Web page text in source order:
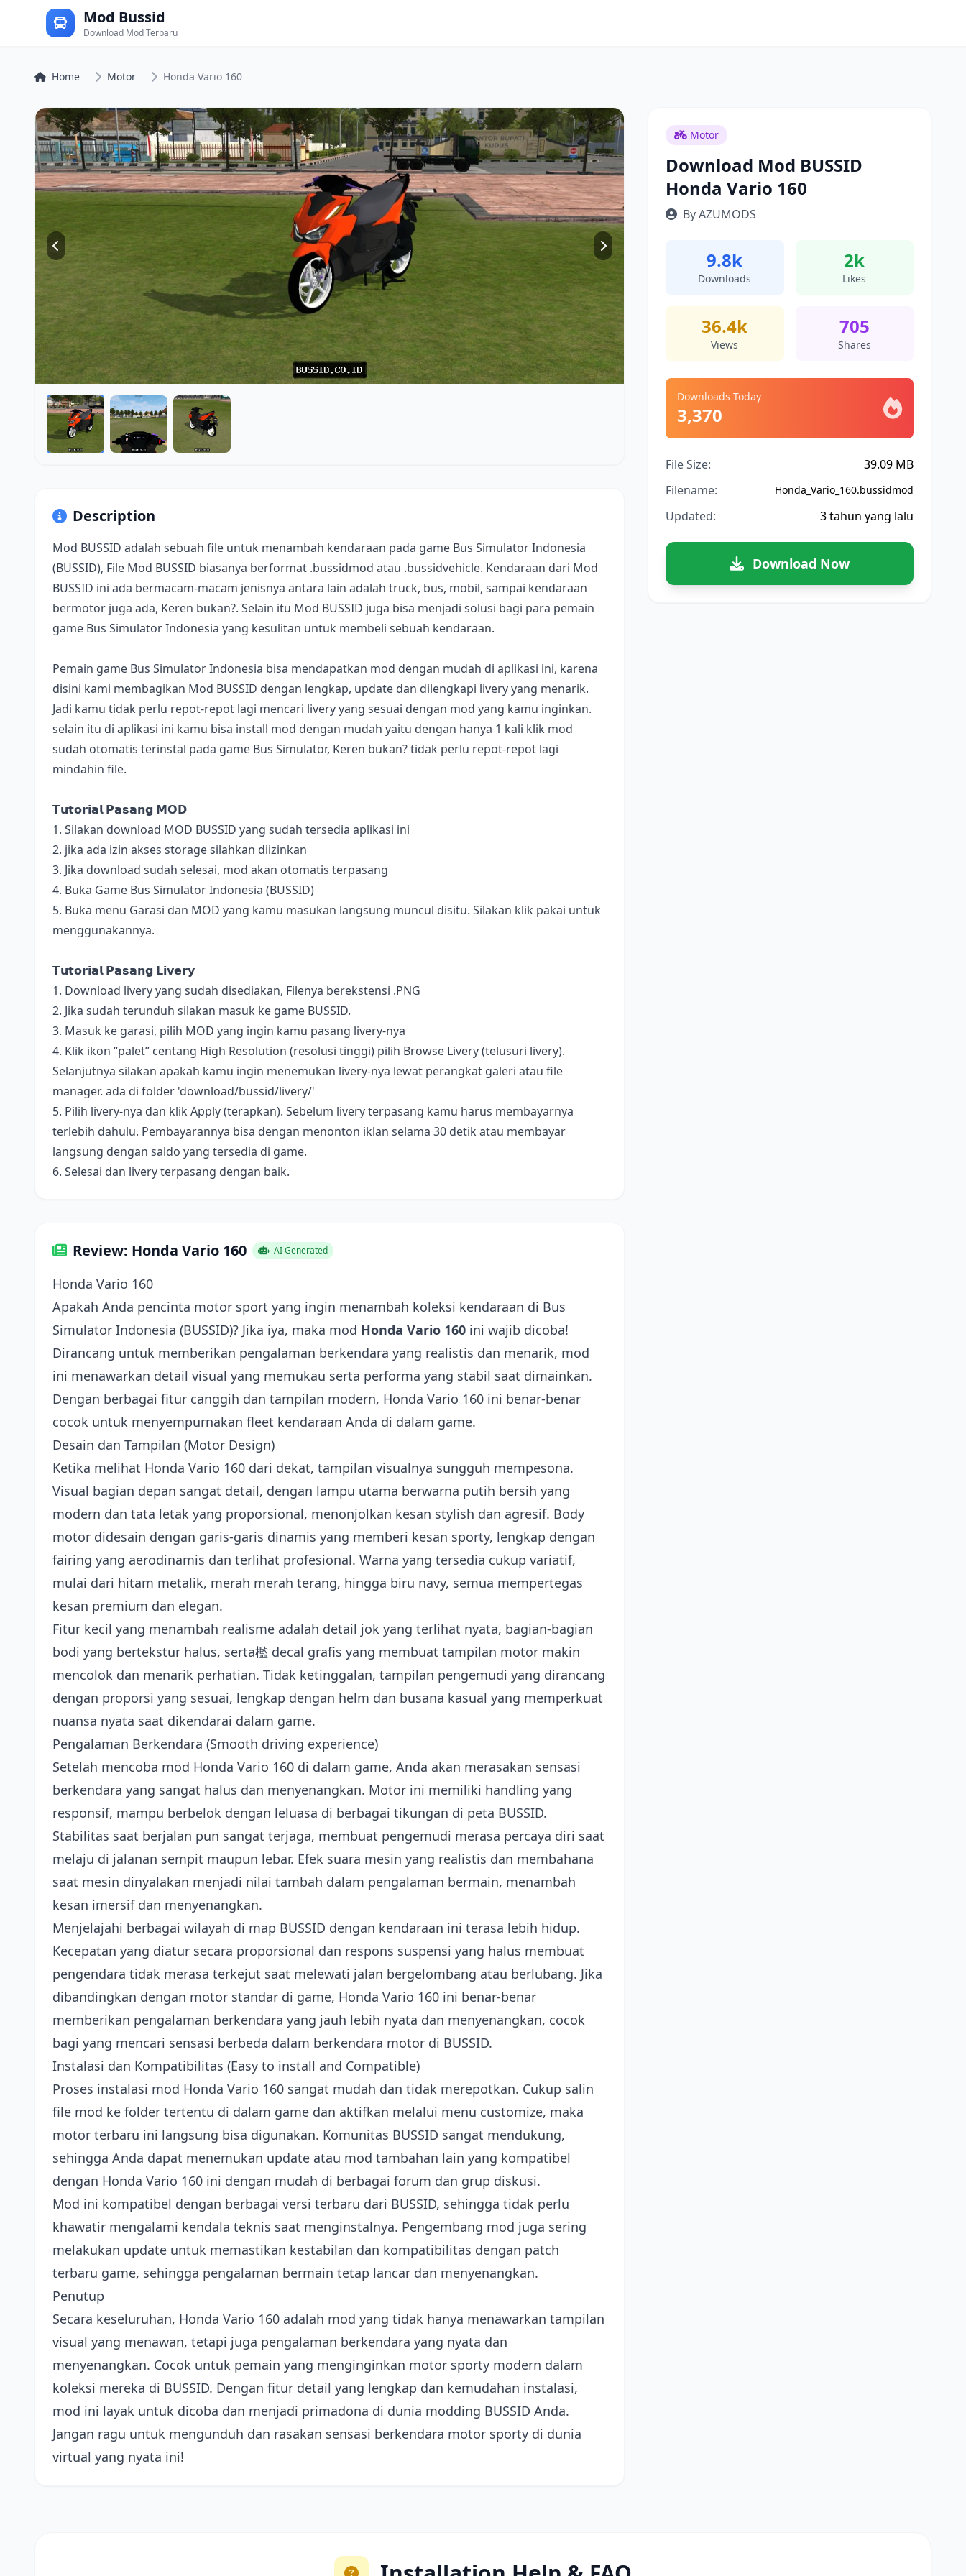
Mod Bussid
Download Mod Terbaru
Home Motor Honda Vario 160
Description
Mod BUSSID adalah sebuah file untuk menambah kendaraan pada game Bus Simulator Indonesia
(BUSSID), File Mod BUSSID biasanya berformat .bussidmod atau .bussidvehicle. Kendaraan dari Mod
BUSSID ini ada bermacam-macam jenisnya antara lain adalah truck, bus, mobil, sampai kendaraan
bermotor juga ada, Keren bukan?. Selain itu Mod BUSSID juga bisa menjadi solusi bagi para pemain
game Bus Simulator Indonesia yang kesulitan untuk membeli sebuah kendaraan.
Pemain game Bus Simulator Indonesia bisa mendapatkan mod dengan mudah di aplikasi ini, karena
disini kami membagikan Mod BUSSID dengan lengkap, update dan dilengkapi livery yang menarik.
Jadi kamu tidak perlu repot-repot lagi mencari livery yang sesuai dengan mod yang kamu inginkan.
selain itu di aplikasi ini kamu bisa install mod dengan mudah yaitu dengan hanya 1 kali klik mod
sudah otomatis terinstal pada game Bus Simulator, Keren bukan? tidak perlu repot-repot lagi
mindahin file.
𝗧𝘂𝘁𝗼𝗿𝗶𝗮𝗹 𝗣𝗮𝘀𝗮𝗻𝗴 𝗠𝗢𝗗
1. Silakan download MOD BUSSID yang sudah tersedia aplikasi ini
2. jika ada izin akses storage silahkan diizinkan
3. Jika download sudah selesai, mod akan otomatis terpasang
4. Buka Game Bus Simulator Indonesia (BUSSID)
5. Buka menu Garasi dan MOD yang kamu masukan langsung muncul disitu. Silakan klik pakai untuk
menggunakannya.
𝗧𝘂𝘁𝗼𝗿𝗶𝗮𝗹 𝗣𝗮𝘀𝗮𝗻𝗴 𝗟𝗶𝘃𝗲𝗿𝘆
1. Download livery yang sudah disediakan, Filenya berekstensi .PNG
2. Jika sudah terunduh silakan masuk ke game BUSSID.
3. Masuk ke garasi, pilih MOD yang ingin kamu pasang livery-nya
4. Klik ikon “palet” centang High Resolution (resolusi tinggi) pilih Browse Livery (telusuri livery).
Selanjutnya silakan apakah kamu ingin menemukan livery-nya lewat perangkat galeri atau file
manager. ada di folder 'download/bussid/livery/'
5. Pilih livery-nya dan klik Apply (terapkan). Sebelum livery terpasang kamu harus membayarnya
terlebih dahulu. Pembayarannya bisa dengan menonton iklan selama 30 detik atau membayar
langsung dengan saldo yang tersedia di game.
6. Selesai dan livery terpasang dengan baik.
Review: Honda Vario 160 AI Generated
Honda Vario 160
Apakah Anda pencinta motor sport yang ingin menambah koleksi kendaraan di Bus
Simulator Indonesia (BUSSID)? Jika iya, maka mod Honda Vario 160 ini wajib dicoba!
Dirancang untuk memberikan pengalaman berkendara yang realistis dan menarik, mod
ini menawarkan detail visual yang memukau serta performa yang stabil saat dimainkan.
Dengan berbagai fitur canggih dan tampilan modern, Honda Vario 160 ini benar-benar
cocok untuk menyempurnakan fleet kendaraan Anda di dalam game.
Desain dan Tampilan (Motor Design)
Ketika melihat Honda Vario 160 dari dekat, tampilan visualnya sungguh mempesona.
Visual bagian depan sangat detail, dengan lampu utama berwarna putih bersih yang
modern dan tata letak yang proporsional, menonjolkan kesan stylish dan agresif. Body
motor didesain dengan garis-garis dinamis yang memberi kesan sporty, lengkap dengan
fairing yang aerodinamis dan terlihat profesional. Warna yang tersedia cukup variatif,
mulai dari hitam metalik, merah merah terang, hingga biru navy, semua mempertegas
kesan premium dan elegan.
Fitur kecil yang menambah realisme adalah detail jok yang terlihat nyata, bagian-bagian
bodi yang bertekstur halus, serta檻 decal grafis yang membuat tampilan motor makin
mencolok dan menarik perhatian. Tidak ketinggalan, tampilan pengemudi yang dirancang
dengan proporsi yang sesuai, lengkap dengan helm dan busana kasual yang memperkuat
nuansa nyata saat dikendarai dalam game.
Pengalaman Berkendara (Smooth driving experience)
Setelah mencoba mod Honda Vario 160 di dalam game, Anda akan merasakan sensasi
berkendara yang sangat halus dan menyenangkan. Motor ini memiliki handling yang
responsif, mampu berbelok dengan leluasa di berbagai tikungan di peta BUSSID.
Stabilitas saat berjalan pun sangat terjaga, membuat pengemudi merasa percaya diri saat
melaju di jalanan sempit maupun lebar. Efek suara mesin yang realistis dan membahana
saat mesin dinyalakan menjadi nilai tambah dalam pengalaman bermain, menambah
kesan imersif dan menyenangkan.
Menjelajahi berbagai wilayah di map BUSSID dengan kendaraan ini terasa lebih hidup.
Kecepatan yang diatur secara proporsional dan respons suspensi yang halus membuat
pengendara tidak merasa terkejut saat melewati jalan bergelombang atau berlubang. Jika
dibandingkan dengan motor standar di game, Honda Vario 160 ini benar-benar
memberikan pengalaman berkendara yang jauh lebih nyata dan menyenangkan, cocok
bagi yang mencari sensasi berbeda dalam berkendara motor di BUSSID.
Instalasi dan Kompatibilitas (Easy to install and Compatible)
Proses instalasi mod Honda Vario 160 sangat mudah dan tidak merepotkan. Cukup salin
file mod ke folder tertentu di dalam game dan aktifkan melalui menu customize, maka
motor terbaru ini langsung bisa digunakan. Komunitas BUSSID sangat mendukung,
sehingga Anda dapat menemukan update atau mod tambahan lain yang kompatibel
dengan Honda Vario 160 ini dengan mudah di berbagai forum dan grup diskusi.
Mod ini kompatibel dengan berbagai versi terbaru dari BUSSID, sehingga tidak perlu
khawatir mengalami kendala teknis saat menginstalnya. Pengembang mod juga sering
melakukan update untuk memastikan kestabilan dan kompatibilitas dengan patch
terbaru game, sehingga pengalaman bermain tetap lancar dan menyenangkan.
Penutup
Secara keseluruhan, Honda Vario 160 adalah mod yang tidak hanya menawarkan tampilan
visual yang menawan, tetapi juga pengalaman berkendara yang nyata dan
menyenangkan. Cocok untuk pemain yang menginginkan motor sporty modern dalam
koleksi mereka di BUSSID. Dengan fitur detail yang lengkap dan kemudahan instalasi,
mod ini layak untuk dicoba dan menjadi primadona di dunia modding BUSSID Anda.
Jangan ragu untuk mengunduh dan rasakan sensasi berkendara motor sporty di dunia
virtual yang nyata ini!
Motor
Download Mod BUSSID
Honda Vario 160
By AZUMODS
9.8k
Downloads
2k
Likes
36.4k
Views
705
Shares
Downloads Today
3,370
File Size:
39.09 MB
Filename:
Honda_Vario_160.bussidmod
Updated: 3 tahun yang lalu
Download Now